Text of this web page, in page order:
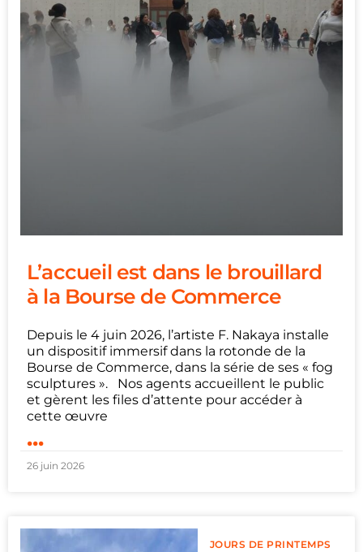
L’accueil est dans le brouillard
à la Bourse de Commerce
Depuis le 4 juin 2026, l’artiste F. Nakaya installe
un dispositif immersif dans la rotonde de la
Bourse de Commerce, dans la série de ses « fog
sculptures ». Nos agents accueillent le public
et gèrent les files d’attente pour accéder à
cette œuvre
...
26 juin 2026
JOURS DE PRINTEMPS